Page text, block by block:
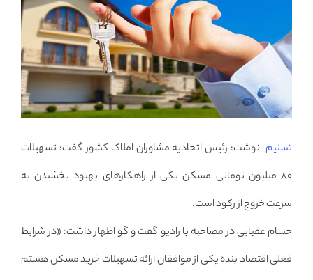
تسنیم نوشت: رئیس اتحادیه مشاوران املاک کشور گفت: تسهیلات
۸۰ میلیون تومانی مسکن یکی از راهکارهای بهبود بخشیدن به
سرعت خروج از رکود است.
حسام عقبایی در مصاحبه با رادیو گفت و گو اظهار داشت: «در شرایط
فعلی اقتصاد بنده یکی از موافقان ارائه تسهیلات خرید مسکن هستم